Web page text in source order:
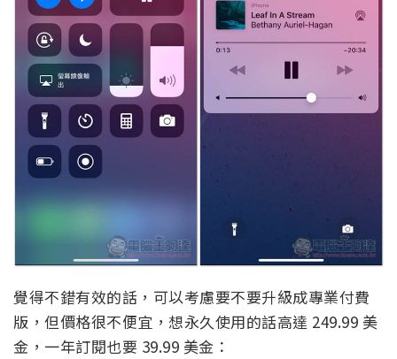
覺得不錯有效的話，可以考慮要不要升級成專業付費
版，但價格很不便宜，想永久使用的話高達 249.99 美
金，一年訂閱也要 39.99 美金：